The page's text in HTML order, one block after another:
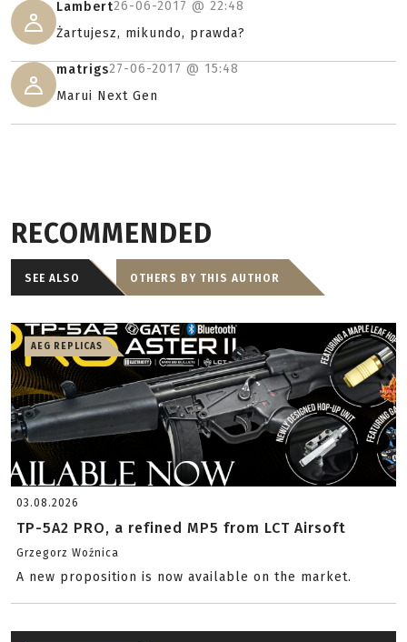
Lambert26-06-2017 @ 22:48
Żartujesz, mikundo, prawda?
matrigs27-06-2017 @ 15:48
Marui Next Gen
RECOMMENDED
SEE ALSO OTHERS BY THIS AUTHOR
AEG REPLICAS
03.08.2026
TP-5A2 PRO, a refined MP5 from LCT Airsoft
Grzegorz Woźnica
A new proposition is now available on the market.